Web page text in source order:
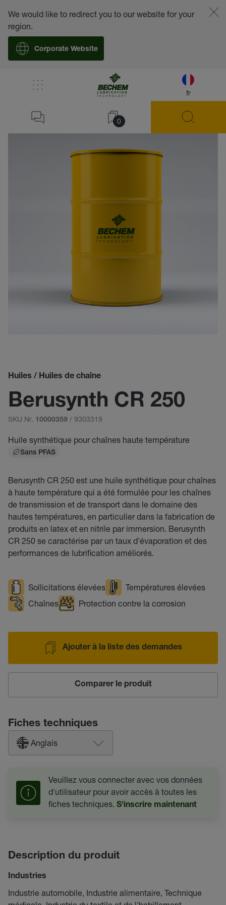
fr
0
We would like to redirect you to our website for your
region.
Corporate Website
Huiles / Huiles de chaîne
Berusynth CR 250
SKU Nr. 10000359 / 9303319
Huile synthétique pour chaînes haute température
Sans PFAS
Berusynth CR 250 est une huile synthétique pour chaînes
à haute température qui a été formulée pour les chaînes
de transmission et de transport dans le domaine des
hautes températures, en particulier dans la fabrication de
produits en latex et en nitrile par immersion. Berusynth
CR 250 se caractérise par un taux d'évaporation et des
performances de lubrification améliorés.
Sollicitations élevées
Températures élevées
Chaînes
Protection contre la corrosion
Ajouter à la liste des demandes
Comparer le produit
Fiches techniques
Anglais
Veuillez vous connecter avec vos données
d'utilisateur pour avoir accès à toutes les
fiches techniques. S'inscrire maintenant
Description du produit
Industries
Industrie automobile, Industrie alimentaire, Technique